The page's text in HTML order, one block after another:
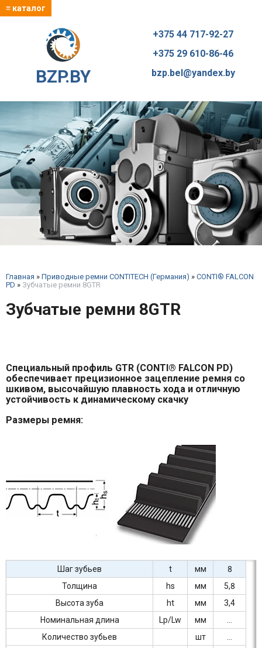
≡ каталог
BZP.BY
+375 44 717-92-27
+375 29 610-86-46
bzp.bel@yandex.by
Главная » Приводные ремни CONTITECH (Германия) » CONTI® FALCON
PD » Зубчатые ремни 8GTR
Зубчатые ремни 8GTR
Специальный профиль GTR (CONTI® FALCON PD)
обеспечивает прецизионное зацепление ремня со
шкивом, высочайшую плавность хода и отличную
устойчивость к динамическому скачку
Размеры ремня:
Шаг зубьев t мм
8
Толщина
hs мм
5,8
Высота зуба
ht мм
3,4
Номинальная длина
Lp/Lw мм
Количество зубьев
шт